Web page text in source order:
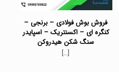
فروش بوش فولادی – برنجی –
کنگره ای – اکسنتریک – اسپایدر
سنگ شکن هیدروکن
[…]